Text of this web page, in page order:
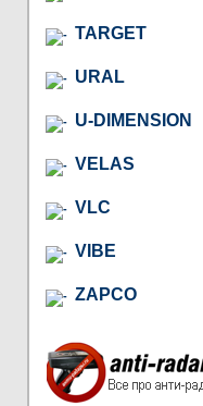
TARGET
URAL
U-DIMENSION
VELAS
VLC
VIBE
ZAPCO